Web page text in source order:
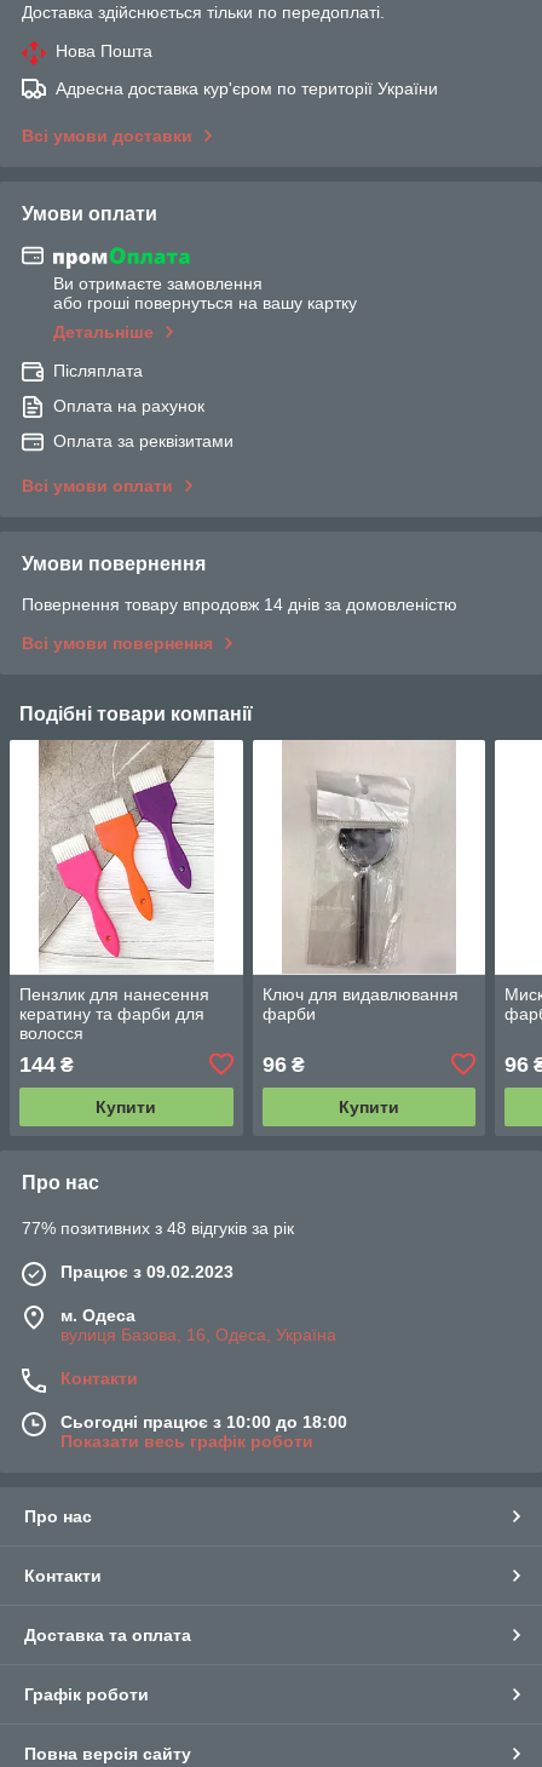
Доставка здійснюється тільки по передоплаті.
Нова Пошта
Адресна доставка кур'єром по території України
Всі умови доставки
Умови оплати
Ви отримаєте замовлення
або гроші повернуться на вашу картку
Детальніше
Післяплата
Оплата на рахунок
Оплата за реквізитами
Всі умови оплати
Умови повернення
Повернення товару впродовж 14 днів за домовленістю
Всі умови повернення
Подібні товари компанії
Пензлик для нанесення
кератину та фарби для
волосся
144 ₴
Купити
Ключ для видавлювання
фарби
96₴
Купити
96
Про нас
77% позитивних з 48 відгуків за рік
Працює з 09.02.2023
м. Одеса
вулиця Базова, 16, Одеса, Україна
Контакти
Сьогодні працює з 10:00 до 18:00
Показати весь графік роботи
Про нас
Контакти
Доставка та оплата
Графік роботи
Повна версія сайту